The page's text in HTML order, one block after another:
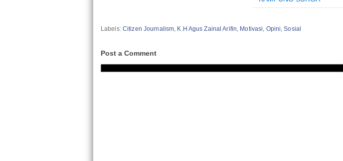
Labels: Citizen Journalism, K.H Agus Zainal Arifin, Motivasi, Opini,Sosial
Post a Comment